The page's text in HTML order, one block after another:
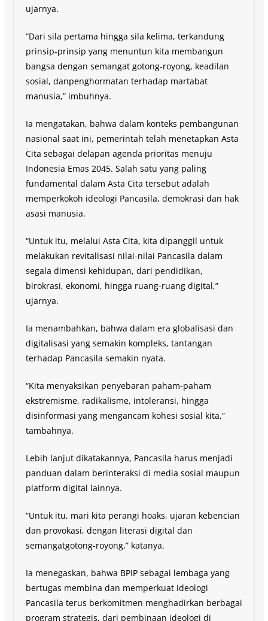
ujarnya.
“Dari sila pertama hingga sila kelima, terkandung
prinsip-prinsip yang menuntun kita membangun
bangsa dengan semangat gotong-royong, keadilan
sosial, danpenghormatan terhadap martabat
manusia,” imbuhnya.
Ia mengatakan, bahwa dalam konteks pembangunan
nasional saat ini, pemerintah telah menetapkan Asta
Cita sebagai delapan agenda prioritas menuju
Indonesia Emas 2045. Salah satu yang paling
fundamental dalam Asta Cita tersebut adalah
memperkokoh ideologi Pancasila, demokrasi dan hak
asasi manusia.
“Untuk itu, melalui Asta Cita, kita dipanggil untuk
melakukan revitalisasi nilai-nilai Pancasila dalam
segala dimensi kehidupan, dari pendidikan,
birokrasi, ekonomi, hingga ruang-ruang digital,”
ujarnya.
Ia menambahkan, bahwa dalam era globalisasi dan
digitalisasi yang semakin kompleks, tantangan
terhadap Pancasila semakin nyata.
“Kita menyaksikan penyebaran paham-paham
ekstremisme, radikalisme, intoleransi, hingga
disinformasi yang mengancam kohesi sosial kita,”
tambahnya.
Lebih lanjut dikatakannya, Pancasila harus menjadi
panduan dalam berinteraksi di media sosial maupun
platform digital lainnya.
“Untuk itu, mari kita perangi hoaks, ujaran kebencian
dan provokasi, dengan literasi digital dan
semangatgotong-royong,” katanya.
Ia menegaskan, bahwa BPIP sebagai lembaga yang
bertugas membina dan memperkuat ideologi
Pancasila terus berkomitmen menghadirkan berbagai
program strategis, dari pembinaan ideologi di